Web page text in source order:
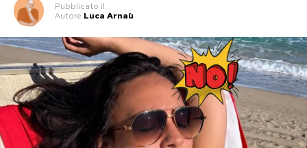
Pubblicato il
Autore Luca Arnaù